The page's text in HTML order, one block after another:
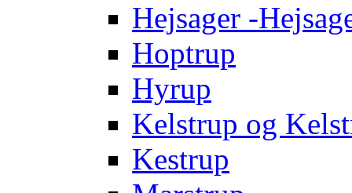
Hejsager -
Hoptrup
Hyrup
Kelstrup og
Kestrup